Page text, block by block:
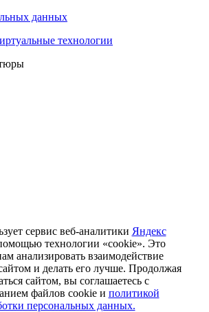
данных
технологии
сервис веб-аналитики Яндекс
технологии «cookie». Это
анализировать взаимодействие
и делать его лучше. Продолжая
сайтом, вы соглашаетесь с
файлов cookie и политикой
персональных данных.